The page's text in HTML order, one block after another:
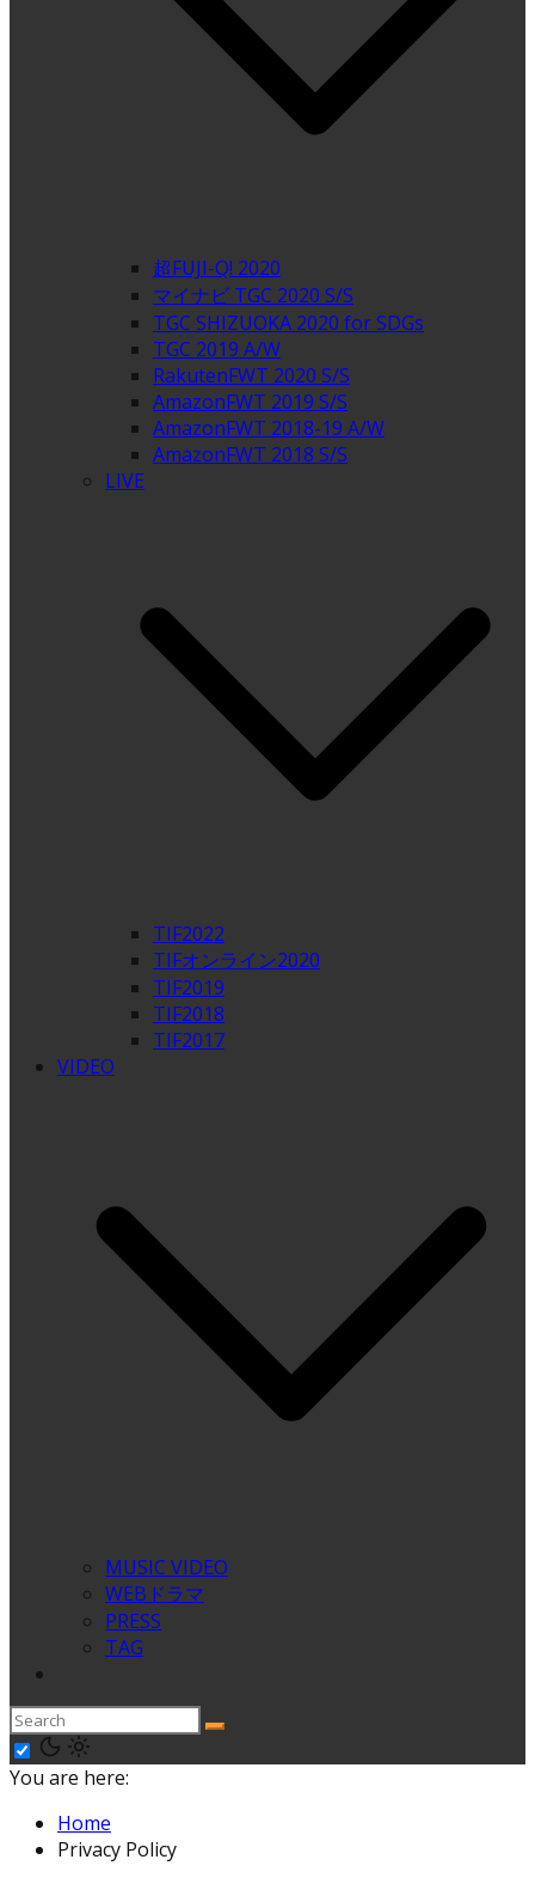
超FUJI-Q! 2020
マイナビ TGC 2020 S/S
TGC SHIZUOKA 2020 for SDGs
TGC 2019 A/W
RakutenFWT 2020 S/S
AmazonFWT 2019 S/S
AmazonFWT 2018-19 A/W
AmazonFWT 2018 S/S
LIVE
TIF2022
TIFオンライン2020
TIF2019
TIF2018
TIF2017
VIDEO
MUSIC VIDEO
WEBドラマ
PRESS
TAG
You are here:
Home
Privacy Policy